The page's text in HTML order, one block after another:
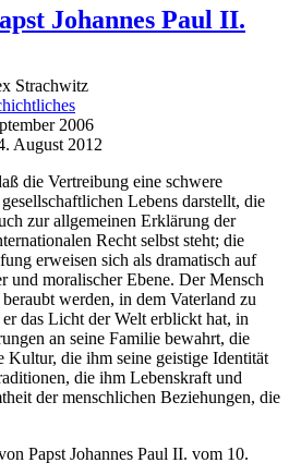
Johannes Paul II.
Strachwitz
2006
August 2012
die Vertreibung eine schwere
Lebens darstellt, die
zur allgemeinen Erklärung der
Recht selbst steht; die
erweisen sich als dramatisch auf
und moralischer Ebene. Der Mensch
werden, in dem Vaterland zu
das Licht der Welt erblickt hat, in
an seine Familie bewahrt, die
Kultur, die ihm seine geistige Identität
die ihm Lebenskraft und
der menschlichen Beziehungen, die
Papst Johannes Paul II. vom 10.